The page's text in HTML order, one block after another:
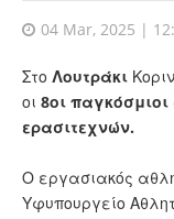
04 Mar, 2025 |
Στο Λουτράκι
οι 8οι
ερασιτεχνών.
Ο εργασιακός
Υφυπουργείο